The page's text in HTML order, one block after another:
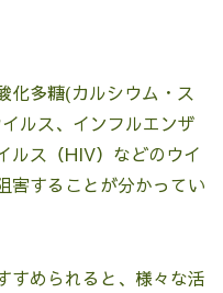
化多糖(カルシウム・ス
ルス、インフルエンザ
ルス（HIV）などのウイ
害することが分かってい
すめられると、様々な活